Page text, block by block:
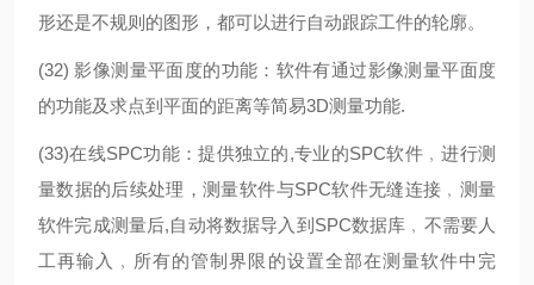
形还是不规则的图形，都可以进行自动跟踪工件的轮廓。
(32) 影像测量平面度的功能：软件有通过影像测量平面度
的功能及求点到平面的距离等简易3D测量功能.
(33)在线SPC功能：提供独立的,专业的SPC软件﹐进行测
量数据的后续处理，测量软件与SPC软件无缝连接﹐测量
软件完成测量后,自动将数据导入到SPC数据库﹐不需要人
工再输入﹐所有的管制界限的设置全部在测量软件中完